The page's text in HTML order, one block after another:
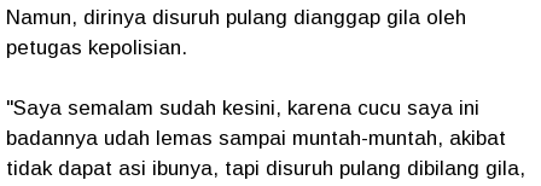
Namun, dirinya disuruh pulang dianggap gila oleh
petugas kepolisian.
"Saya semalam sudah kesini, karena cucu saya ini
badannya udah lemas sampai muntah-muntah, akibat
tidak dapat asi ibunya, tapi disuruh pulang dibilang gila,